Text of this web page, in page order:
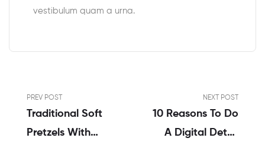
vestibulum quam a urna.
PREV POST
Traditional Soft
Pretzels With
NEXT POST
10 Reasons To Do
A Digital Detox